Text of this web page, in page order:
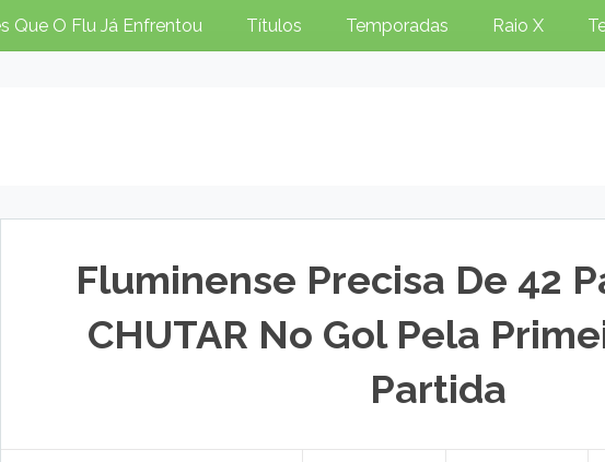
Que O Flu Já Enfrentou Títulos Temporadas Raio X
Fluminense Precisa De 42
CHUTAR No Gol Pela
Partida